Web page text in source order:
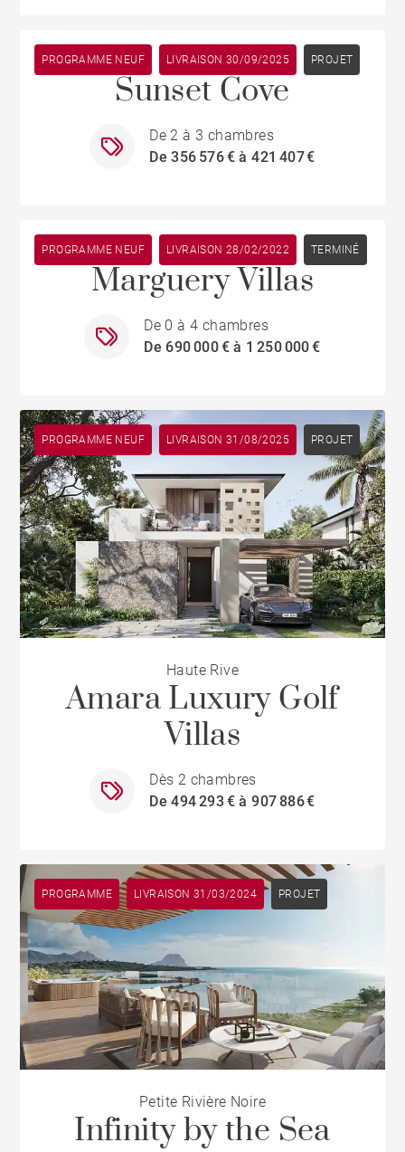
PROGRAMME NEUF LIVRAISON 30/09/2025 PROJET
Tamarin
Sunset Cove
De 2 à 3 chambres
De 356 576 € à 421 407 €
PROGRAMME NEUF LIVRAISON 28/02/2022 TERMINÉ
Rivière Noire
Marguery Villas
De 0 à 4 chambres
De 690 000 € à 1 250 000 €
PROGRAMME NEUF LIVRAISON 31/08/2025 PROJET
Haute Rive
Amara Luxury Golf
Villas
Dès 2 chambres
De 494 293 € à 907 886 €
PROGRAMME LIVRAISON 31/03/2024 PROJET
Petite Rivière Noire
Infinity by the Sea